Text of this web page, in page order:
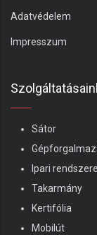
Adatvédelem
Impresszum
Sátor
Ipari
Takarmány
Kertifólia
Mobilút